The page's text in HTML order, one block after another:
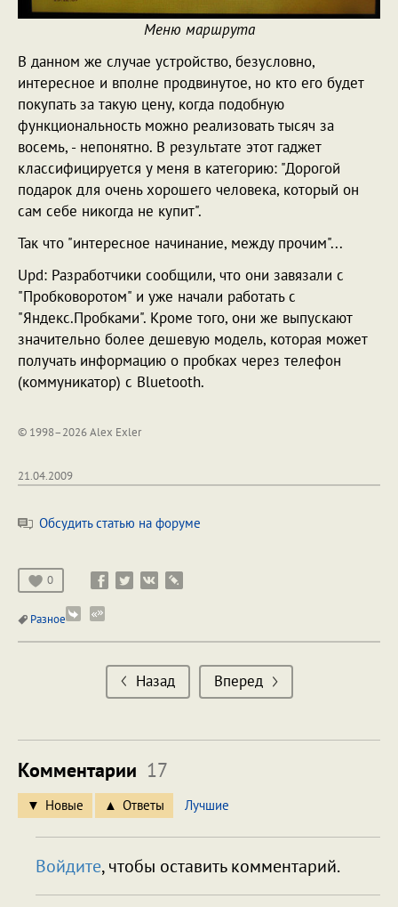
Меню маршрута
В данном же случае устройство, безусловно,
интересное и вполне продвинутое, но кто его будет
покупать за такую цену, когда подобную
функциональность можно реализовать тысяч за
восемь, - непонятно. В результате этот гаджет
классифицируется у меня в категорию: "Дорогой
подарок для очень хорошего человека, который он
сам себе никогда не купит".
Так что "интересное начинание, между прочим"...
Upd: Разработчики сообщили, что они завязали с
"Пробковоротом" и уже начали работать с
"Яндекс.Пробками". Кроме того, они же выпускают
значительно более дешевую модель, которая может
получать информацию о пробках через телефон
(коммуникатор) с Bluetooth.
© 1998–2026 Alex Exler
21.04.2009
Обсудить статью на форуме
0
Разное
Назад Вперед
Комментарии 17
Новые Ответы Лучшие
Войдите, чтобы оставить комментарий.